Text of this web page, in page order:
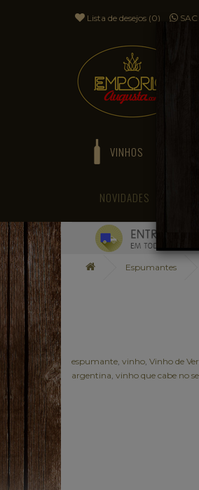
Lista de desejos (0)
VINHOS
NOVIDADES
Espumantes
espumante vinho Vinho de
argentina vinho que cabe no